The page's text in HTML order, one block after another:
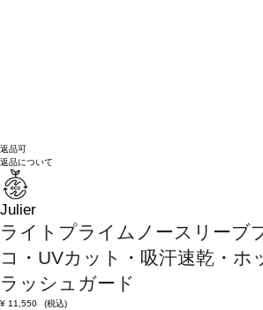
返品可
返品について
Julier
ライトプライムノースリーブ
コ・UVカット・吸汗速乾・ホ
ラッシュガード
¥ 11,550
(税込)